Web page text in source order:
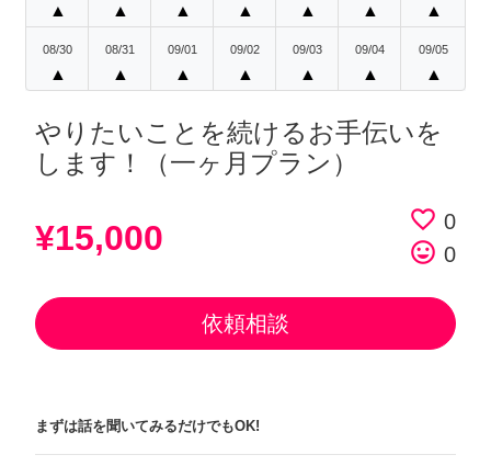
▲ ▲ ▲ ▲ ▲ ▲ ▲
08/30
▲
08/31
▲
09/01
▲
09/02
▲
09/03
▲
09/04
▲
09/05
▲
やりたいことを続けるお手伝いを
します！（一ヶ月プラン）
¥15,000 favorite_border 0
tag_faces 0
依頼相談
まずは話を聞いてみるだけでもOK!